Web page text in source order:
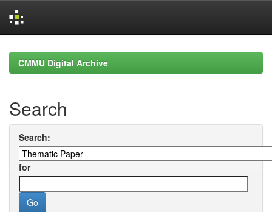
navigationCMMU Digital Archive
Search
Search:
for